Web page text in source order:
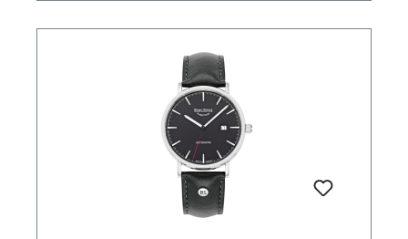
Leuchtzeiger • Glasboden • Uhrglas: Saphirglas innen
Steppnaht) • Armbandfarbe: braun • Schließe:
Faltschließe • Gewicht: 91 g